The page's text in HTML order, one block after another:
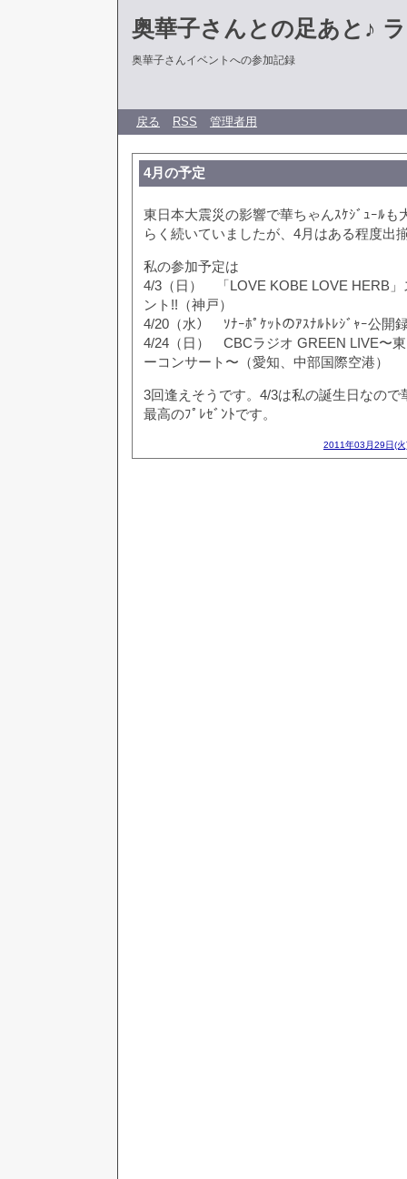
奥華子さんとの足あと♪
奥華子さんイベントへの参加記録
戻る RSS 管理者用
4月の予定
東日本大震災の影響で華ちゃんｽｹｼﾞｭｰﾙも
らく続いていましたが、4月はある程度出
私の参加予定は
4/3（日） 「LOVE KOBE LOVE HERB」
ント!!（神戸）
4/20（水） ｿﾅｰﾎﾟｹｯﾄのｱｽﾅﾙﾄﾚｼﾞｬｰ公開
4/24（日） CBCラジオ GREEN LIVE〜
ーコンサート〜（愛知、中部国際空港）
3回逢えそうです。4/3は私の誕生日なので
最高のﾌﾟﾚｾﾞﾝﾄです。
2011年03月29日(